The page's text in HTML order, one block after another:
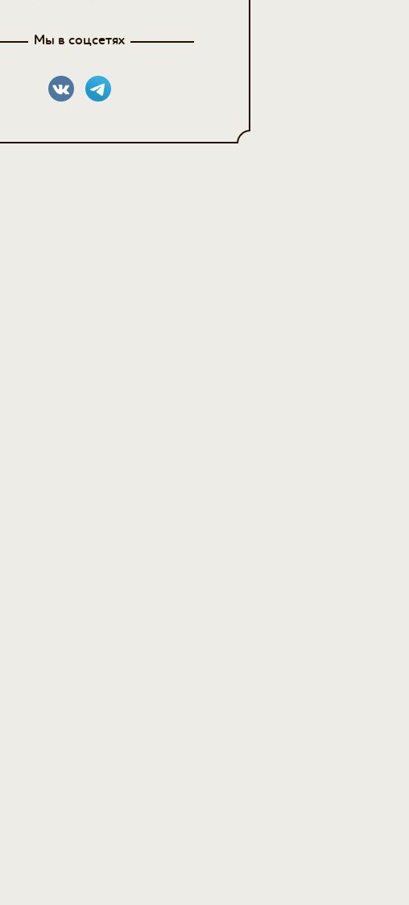
Мы в соцсетях